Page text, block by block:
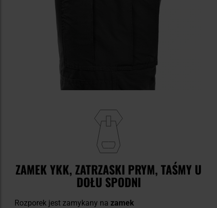
ZAMEK YKK, ZATRZASKI PRYM, TAŚMY U
DOŁU SPODNI
Rozporek jest zamykany na zamek